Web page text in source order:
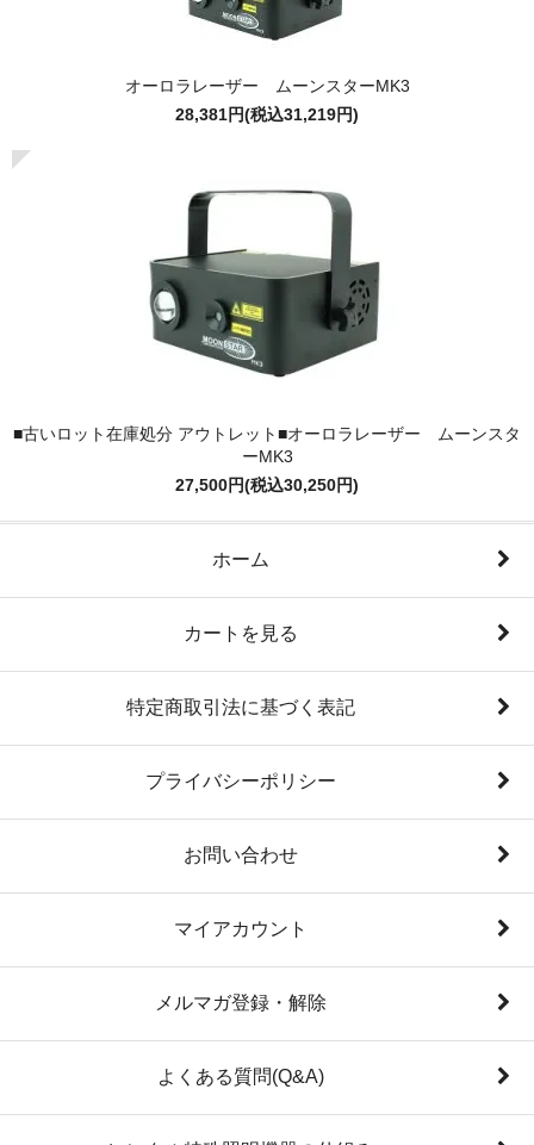
オーロラレーザー ムーンスターMK3
28,381円(税込31,219円)
■古いロット在庫処分 アウトレット■オーロラレーザー ムーンスタ
ーMK3
27,500円(税込30,250円)
ホーム
カートを見る
特定商取引法に基づく表記
プライバシーポリシー
お問い合わせ
マイアカウント
メルマガ登録・解除
よくある質問(Q&A)